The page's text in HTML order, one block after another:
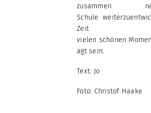
Schule
Zeit
vielen schönen
ägt sein.
Text: Jo
Foto: Christof Haake